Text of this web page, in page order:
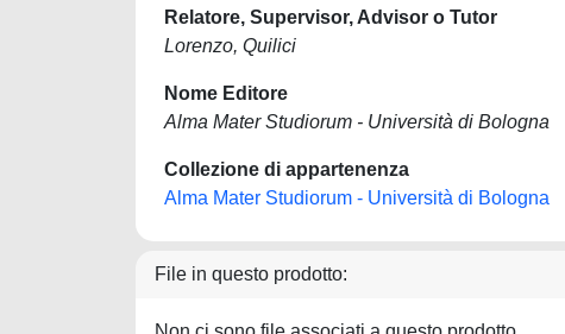
Relatore, Supervisor, Advisor o Tutor
Lorenzo, Quilici
Nome Editore
Alma Mater Studiorum - Università di Bologna
Collezione di appartenenza
Alma Mater Studiorum - Università di Bologna
File in questo prodotto: